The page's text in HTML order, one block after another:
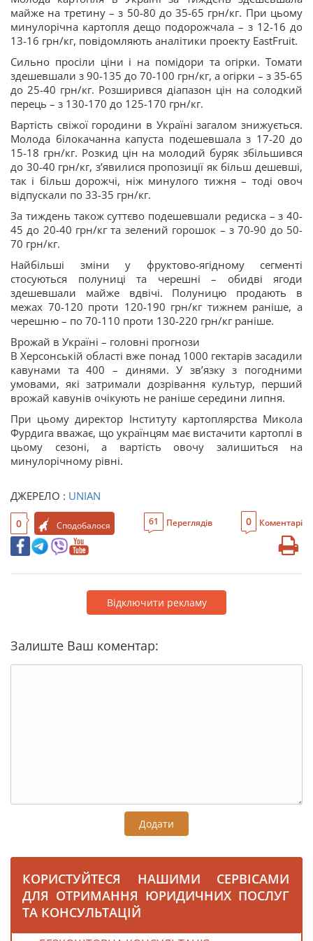
майже на третину – з 50-80 до 35-65 грн/кг. При цьому
минулорічна картопля дещо подорожчала – з 12-16 до
13-16 грн/кг, повідомляють аналітики проекту EastFruit.
Сильно просіли ціни і на помідори та огірки. Томати
здешевшали з 90-135 до 70-100 грн/кг, а огірки – з 35-65
до 25-40 грн/кг. Розширився діапазон цін на солодкий
перець – з 130-170 до 125-170 грн/кг.
Вартість свіжої городини в Україні загалом знижується.
Молода білокачанна капуста подешевшала з 17-20 до
15-18 грн/кг. Розкид цін на молодий буряк збільшився
до 30-40 грн/кг, з’явилися пропозиції як більш дешевші,
так і більш дорожчі, ніж минулого тижня – тоді овоч
відпускали по 33-35 грн/кг.
За тиждень також суттєво подешевшали редиска – з 40-
45 до 20-40 грн/кг та зелений горошок – з 70-90 до 50-
70 грн/кг.
Найбільші зміни у фруктово-ягідному сегменті
стосуються полуниці та черешні – обидві ягоди
здешевшали майже вдвічі. Полуницю продають в
межах 70-120 проти 120-190 грн/кг тижнем раніше, а
черешню – по 70-110 проти 130-220 грн/кг раніше.
Врожай в Україні – головні прогнози
В Херсонській області вже понад 1000 гектарів засадили
кавунами та 400 – динями. У зв’язку з погодними
умовами, які затримали дозрівання культур, перший
врожай кавунів очікують не раніше середини липня.
При цьому директор Інституту картоплярства Микола
Фурдига вважає, що українцям має вистачити картоплі в
цьому сезоні, а вартість овочу залишиться на
минулорічному рівні.
ДЖЕРЕЛО : UNIAN
0 Сподобалося 61 Переглядів 0 Коментарі
Відключити рекламу
Залиште Ваш коментар:
Додати
КОРИСТУЙТЕСЯ НАШИМИ СЕРВІСАМИ
ДЛЯ ОТРИМАННЯ ЮРИДИЧНИХ ПОСЛУГ
ТА КОНСУЛЬТАЦІЙ